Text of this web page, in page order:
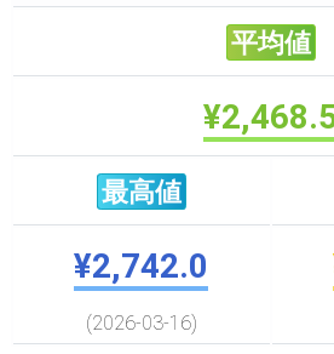
平均値
最高値
¥2,742.0
(2026-03-16)